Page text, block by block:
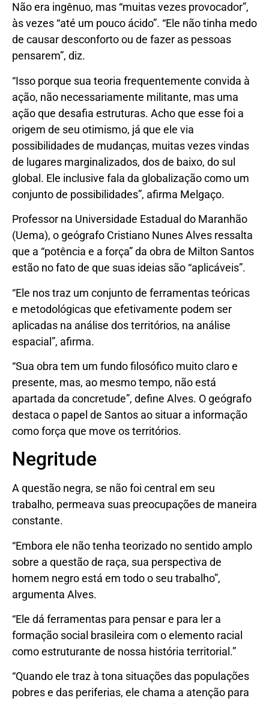
Não era ingênuo, mas “muitas vezes provocador”,
às vezes “até um pouco ácido”. “Ele não tinha medo
de causar desconforto ou de fazer as pessoas
pensarem”, diz.
“Isso porque sua teoria frequentemente convida à
ação, não necessariamente militante, mas uma
ação que desafia estruturas. Acho que esse foi a
origem de seu otimismo, já que ele via
possibilidades de mudanças, muitas vezes vindas
de lugares marginalizados, dos de baixo, do sul
global. Ele inclusive fala da globalização como um
conjunto de possibilidades”, afirma Melgaço.
Professor na Universidade Estadual do Maranhão
(Uema), o geógrafo Cristiano Nunes Alves ressalta
que a “potência e a força” da obra de Milton Santos
estão no fato de que suas ideias são “aplicáveis”.
“Ele nos traz um conjunto de ferramentas teóricas
e metodológicas que efetivamente podem ser
aplicadas na análise dos territórios, na análise
espacial”, afirma.
“Sua obra tem um fundo filosófico muito claro e
presente, mas, ao mesmo tempo, não está
apartada da concretude”, define Alves. O geógrafo
destaca o papel de Santos ao situar a informação
como força que move os territórios.
Negritude
A questão negra, se não foi central em seu
trabalho, permeava suas preocupações de maneira
constante.
“Embora ele não tenha teorizado no sentido amplo
sobre a questão de raça, sua perspectiva de
homem negro está em todo o seu trabalho”,
argumenta Alves.
“Ele dá ferramentas para pensar e para ler a
formação social brasileira com o elemento racial
como estruturante de nossa história territorial.”
“Quando ele traz à tona situações das populações
pobres e das periferias, ele chama a atenção para